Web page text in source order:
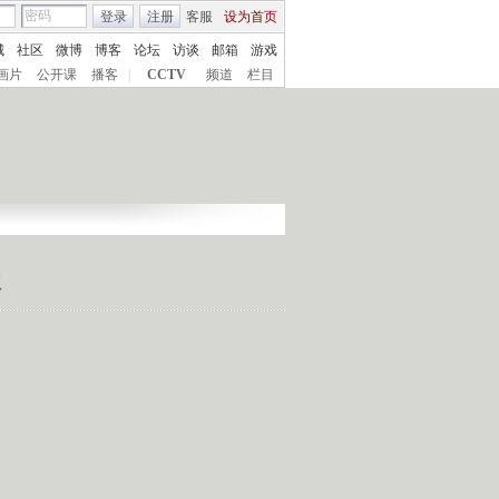
客服 设为首页
登录 注册
社区 微博 博客 论坛 访谈 邮箱
游戏
片
公开课 播客 CCTV 频道 栏目